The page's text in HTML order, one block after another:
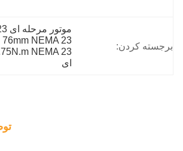
برجسته کردن:
موتور مرحله ای CNC NEMA 23
76mm NEMA 23 موتور مرحله ای
ای